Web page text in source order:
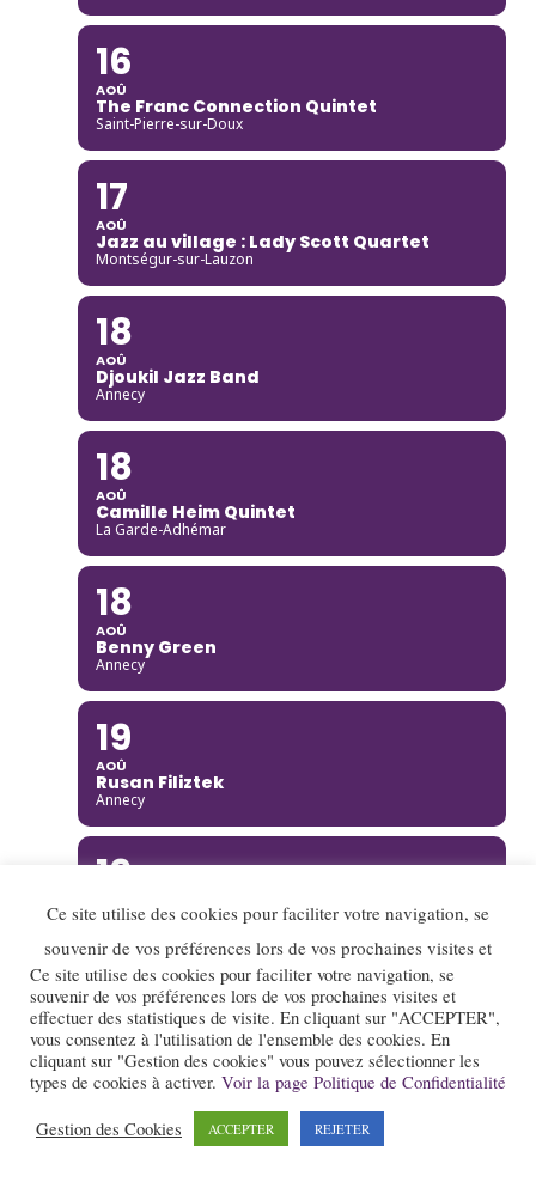
16
AOÛ
The Franc Connection Quintet
Saint-Pierre-sur-Doux
17
AOÛ
Jazz au village : Lady Scott Quartet
Montségur-sur-Lauzon
18
AOÛ
Djoukil Jazz Band
Annecy
18
AOÛ
Camille Heim Quintet
La Garde-Adhémar
18
AOÛ
Benny Green
Annecy
19
AOÛ
Rusan Filiztek
Annecy
19
Nana Project
20
AOÛ
Ella Rabeson Quartet
Annecy
20
Ce site utilise des cookies pour faciliter votre navigation, se
souvenir de vos préférences lors de vos prochaines visites et
Ce site utilise des cookies pour faciliter votre navigation, se
souvenir de vos préférences lors de vos prochaines visites et
effectuer des statistiques de visite. En cliquant sur "ACCEPTER",
vous consentez à l'utilisation de l'ensemble des cookies. En
cliquant sur "Gestion des cookies" vous pouvez sélectionner les
types de cookies à activer. Voir la page Politique de Confidentialité
Gestion des Cookies ACCEPTER REJETER